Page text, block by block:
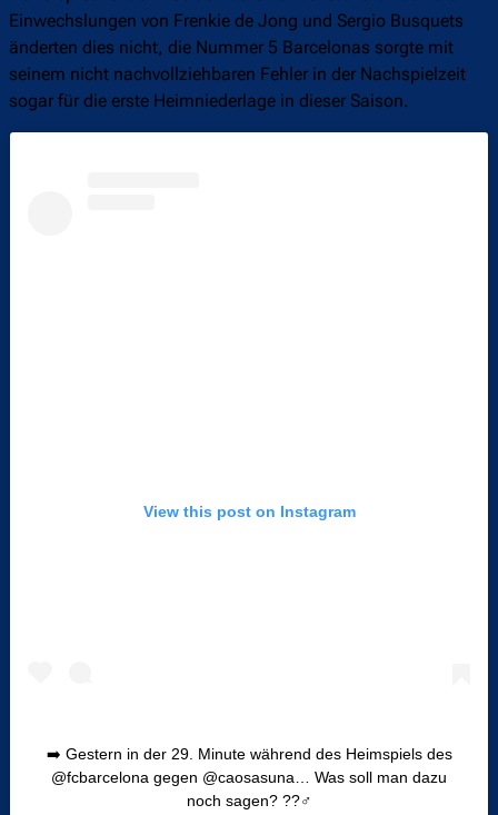
Einwechslungen von Frenkie de Jong und Sergio Busquets
änderten dies nicht, die Nummer 5 Barcelonas sorgte mit
seinem nicht nachvollziehbaren Fehler in der Nachspielzeit
sogar für die erste Heimniederlage in dieser Saison.
View this post on Instagram
➡️ Gestern in der 29. Minute während des Heimspiels des
@fcbarcelona gegen @caosasuna… Was soll man dazu
noch sagen? ??‍♂️